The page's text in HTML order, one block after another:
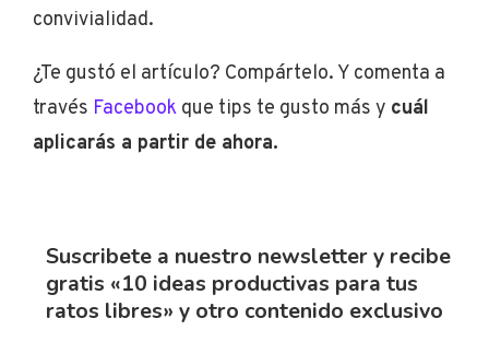
convivialidad.
¿Te gustó el artículo? Compártelo. Y comenta a
través Facebook que tips te gusto más y cuál
aplicarás a partir de ahora.
Suscribete a nuestro newsletter y recibe
gratis «10 ideas productivas para tus
ratos libres» y otro contenido exclusivo